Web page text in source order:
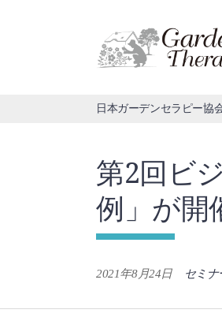
日本ガーデンセラピー協
第2回ビ
例」が開
2021年8月24日 セミ